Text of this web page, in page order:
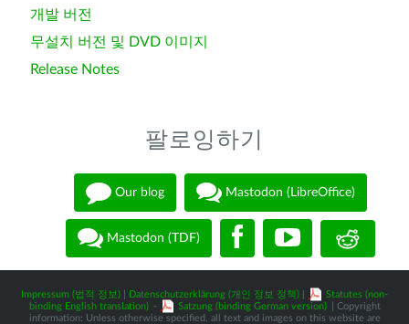
개발 버전
무설치 버전 및 DVD 이미지
Release Notes
팔로잉하기
Our blog Mastodon (LibreOffice)
Mastodon (TDF)
Impressum (법적 정보) Datenschutzerklärung (개인 정보 정책)
Statutes (non-
binding English translation) - Satzung (binding German version)
| Copyright
information: Unless otherwise specified, all text and images on this website are